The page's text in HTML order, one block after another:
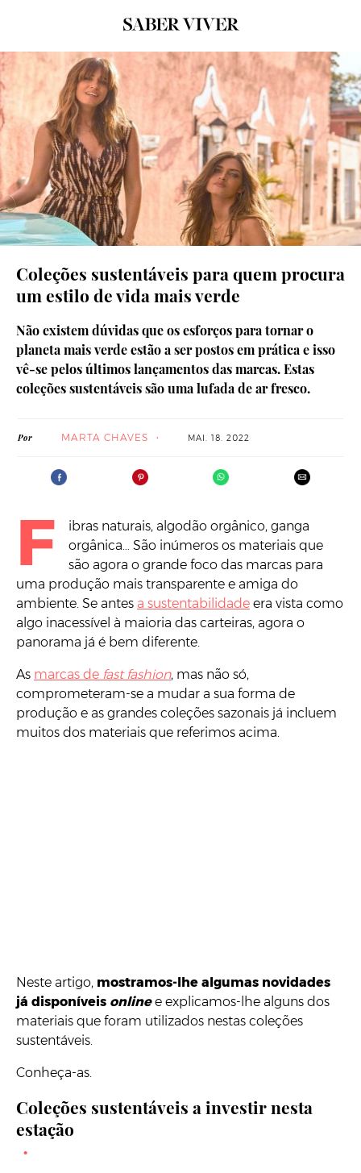
© Slowlove
Coleções sustentáveis para quem procura
um estilo de vida mais verde
Não existem dúvidas que os esforços para tornar o
planeta mais verde estão a ser postos em prática e isso
vê-se pelos últimos lançamentos das marcas. Estas
coleções sustentáveis são uma lufada de ar fresco.
Por MARTA CHAVES MAI. 18. 2022
F
ibras naturais, algodão orgânico, ganga
orgânica… São inúmeros os materiais que
são agora o grande foco das marcas para
uma produção mais transparente e amiga do
ambiente. Se antes a sustentabilidade era vista como
algo inacessível à maioria das carteiras, agora o
panorama já é bem diferente.
As marcas de fast fashion, mas não só,
comprometeram-se a mudar a sua forma de
produção e as grandes coleções sazonais já incluem
muitos dos materiais que referimos acima.
Neste artigo, mostramos-lhe algumas novidades
já disponíveis onlinee explicamos-lhe alguns dos
materiais que foram utilizados nestas coleções
sustentáveis.
Conheça-as.
Coleções sustentáveis a investir nesta
estação